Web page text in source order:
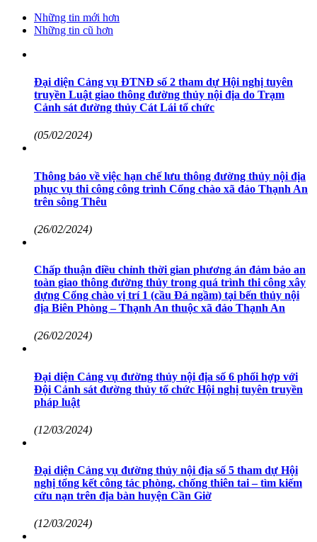
Những tin mới hơn
Những tin cũ hơn
Đại diện Cảng vụ ĐTNĐ số 2 tham dự Hội nghị tuyên
truyền Luật giao thông đường thủy nội địa do Trạm
Cảnh sát đường thủy Cát Lái tổ chức
(05/02/2024)
Thông báo về việc hạn chế lưu thông đường thủy nội địa
phục vụ thi công công trình Cổng chào xã đảo Thạnh An
trên sông Thêu
(26/02/2024)
Chấp thuận điều chỉnh thời gian phương án đảm bảo an
toàn giao thông đường thủy trong quá trình thi công xây
dựng Cổng chào vị trí 1 (cầu Đá ngầm) tại bến thủy nội
địa Biên Phòng – Thạnh An thuộc xã đảo Thạnh An
(26/02/2024)
Đại diện Cảng vụ đường thủy nội địa số 6 phối hợp với
Đội Cảnh sát đường thủy tổ chức Hội nghị tuyên truyền
pháp luật
(12/03/2024)
Đại diện Cảng vụ đường thủy nội địa số 5 tham dự Hội
nghị tổng kết công tác phòng, chống thiên tai – tìm kiếm
cứu nạn trên địa bàn huyện Cần Giờ
(12/03/2024)